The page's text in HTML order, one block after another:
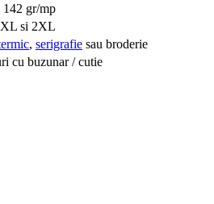
142 gr/mp
si 2XL
, serigrafie sau broderie
cu buzunar / cutie